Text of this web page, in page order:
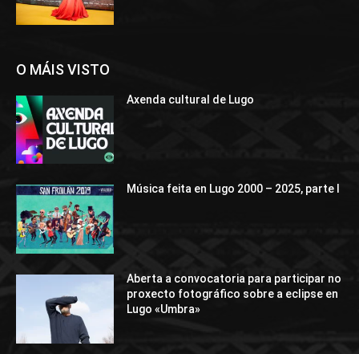
O MÁIS VISTO
Axenda cultural de Lugo
Música feita en Lugo 2000 – 2025, parte I
Aberta a convocatoria para participar no
proxecto fotográfico sobre a eclipse en
Lugo «Umbra»